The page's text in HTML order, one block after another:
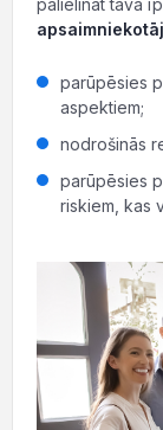
palielināt tava
parūpēsies
aspektiem;
nodrošinās
parūpēsies
riskiem, kas